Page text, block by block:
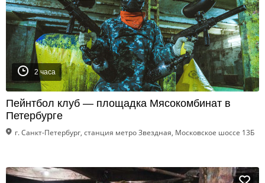
2 часа
Пейнтбол клуб — площадка Мясокомбинат в
Петербурге
г. Санкт-Петербург, станция метро Звездная, Московское шоссе 13Б